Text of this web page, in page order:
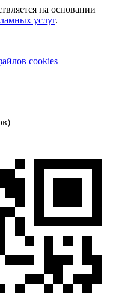
на основании
услуг.
cookies